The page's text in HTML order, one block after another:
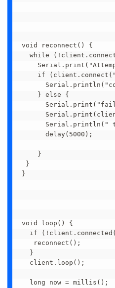
void reconnect() {
while
if
} else {
Serial.println(" try
delay(5000);
}
}
}
void loop() {
if
reconnect();
  }
  client.loop();
  long now = millis();